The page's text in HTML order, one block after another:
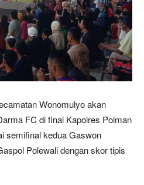
Wonomulyo akan
FC di final Kapolres Polman
semifinal kedua Gaswon
Polewali dengan skor tipis